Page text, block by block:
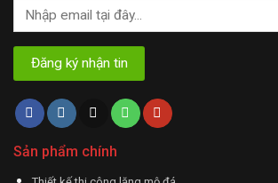
Sản phẩm chính